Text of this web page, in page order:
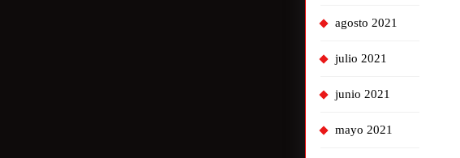
agosto 2021
julio 2021
junio 2021
mayo 2021